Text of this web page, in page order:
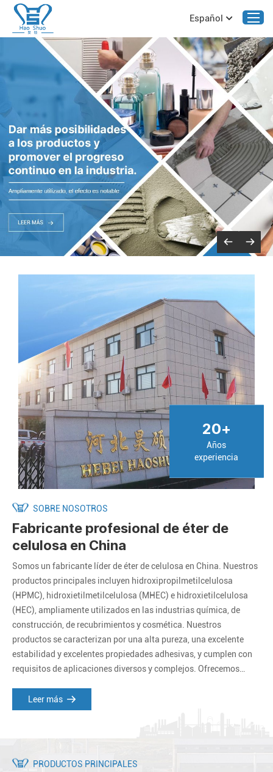
Español
20+
Años
experiencia
SOBRE NOSOTROS
Fabricante profesional de éter de
celulosa en China
Somos un fabricante líder de éter de celulosa en China. Nuestros
productos principales incluyen hidroxipropilmetilcelulosa
(HPMC), hidroxietilmetilcelulosa (MHEC) e hidroxietilcelulosa
(HEC), ampliamente utilizados en las industrias química, de
construcción, de recubrimientos y cosmética. Nuestros
productos se caracterizan por una alta pureza, una excelente
estabilidad y excelentes propiedades adhesivas, y cumplen con
requisitos de aplicaciones diversos y complejos. Ofrecemos
necesidades específicas de nuestros clientes.
Leer más
PRODUCTOS PRINCIPALES